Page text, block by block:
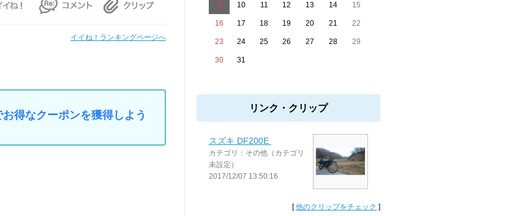
イイね！ランキングページへ
得なクーポンを獲得しよう
9 10 11 12 13 14 15
16 17 18 19 20 21 22
23 24 25 26 27 28 29
30 31
リンク・クリップ
スズキ DF200E
カテゴリ：その他（カテゴリ
未設定）
2017/12/07 13:50:16
[他のクリップをチェック ]